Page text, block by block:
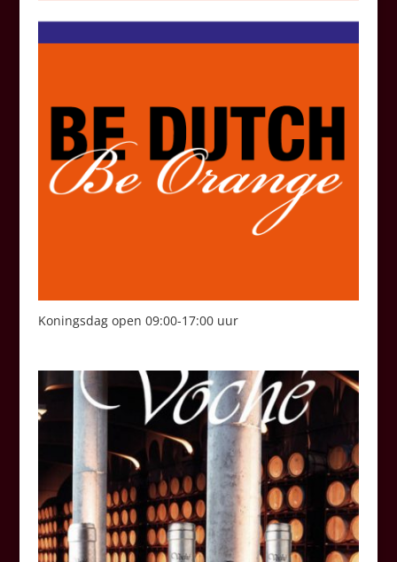
Koningsdag open 09:00-17:00 uur